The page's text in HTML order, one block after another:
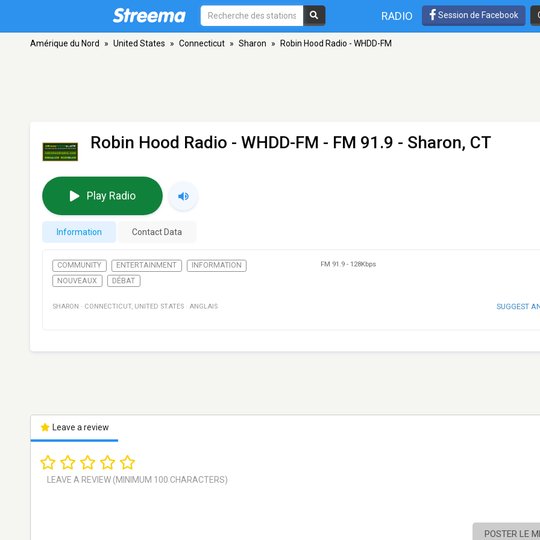
RADIO Session de Facebook
Amérique du Nord » United States » Connecticut » Sharon » Robin Hood Radio - WHDD-FM
Robin Hood Radio - WHDD-FM - FM 91.9 - Sharon, CT
Play Radio
Information Contact Data
COMMUNITY ENTERTAINMENT
INFORMATION
NOUVEAUX
DÉBAT
FM 91.9 - 128Kbps
SHARON · CONNECTICUT, UNITED STATES · ANGLAIS SUGGEST
Leave a review
POSTER LE